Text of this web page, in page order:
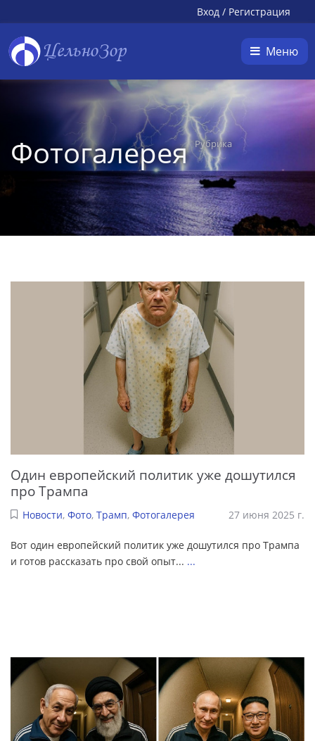
Вход / Регистрация
ЦельноЗор Меню
ФотогалереяРубрика
Один европейский политик уже дошутился
про Трампа
Новости, Фото, Трамп, Фотогалерея 27 июня 2025 г.
Вот один европейский политик уже дошутился про Трампа
и готов рассказать про свой опыт... ...